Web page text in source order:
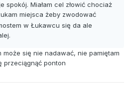
spokój. Miałam cel złowić chociaż
miejsca żeby zwodować
w Łukawcu się da ale
może się nie nadawać, nie pamiętam
przeciągnąć ponton